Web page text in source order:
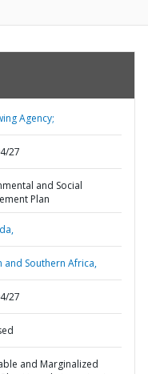
Agency;
27
and Social
Plan
and Southern Africa,
27
and Marginalized